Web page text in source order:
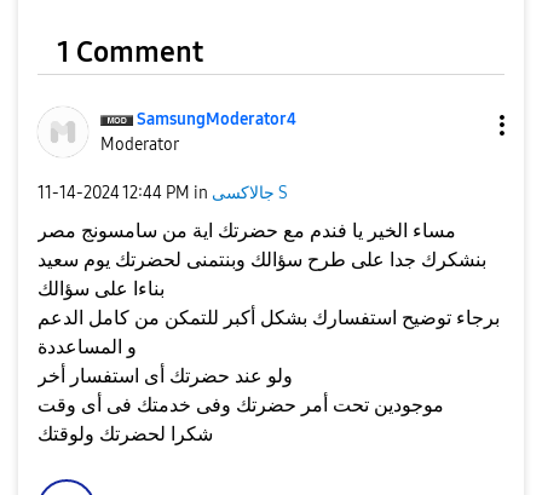
1 Comment
SamsungModerator4
Moderator
‎11-14-202412:44 PM in جالاكسى S
مساء الخير يا فندم مع حضرتك اية من سامسونج مصر
بنشكرك جدا على طرح سؤالك وبنتمنى لحضرتك يوم سعيد
بناءا على سؤالك
برجاء توضيح استفسارك بشكل أكبر للتمكن من كامل الدعم
و المساعددة
ولو عند حضرتك أى استفسار أخر
موجودين تحت أمر حضرتك وفى خدمتك فى أى وقت
شكرا لحضرتك ولوقتك